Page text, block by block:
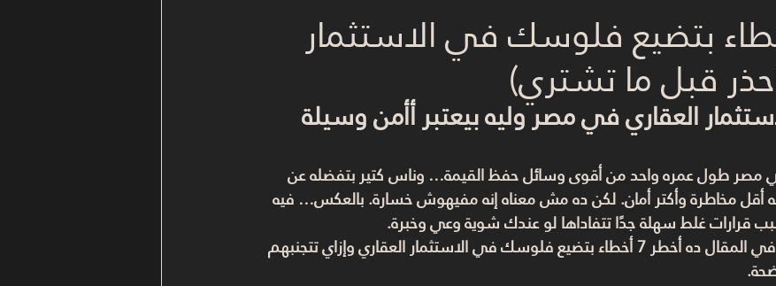
7 أخطاء بتضيع فلوسك في الاستثمار
قبل ما تشتري)
العقاري في مصر وليه بيعتبر أأمن وسيلة
في مصر طول عمره واحد من أقوى وسائل حفظ القيمة… وناس كتير بتفضله عن
أقل مخاطرة وأكتر أمان. لكن ده مش معناه إنه مفيهوش خسارة. بالعكس… فيه
قرارات غلط سهلة جدًا تتفاداها لو عندك شوية وعي وخبرة.
المقال ده أخطر 7 أخطاء بتضيع فلوسك في الاستثمار العقاري
وإزاي تتجنبهم